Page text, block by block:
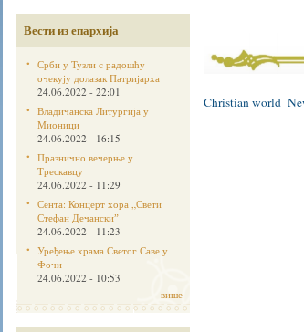
Вести из епархија
Срби у Тузли с радошћу
очекују долазак Патријарха
24.06.2022 - 22:01
Владичанска Литургија у
Мионици
24.06.2022 - 16:15
Празнично вечерње у
Трескавцу
24.06.2022 - 11:29
Сента: Концерт хора „Свети
Стефан Дечанскиˮ
24.06.2022 - 11:23
Уређење храма Светог Саве у
Фочи
24.06.2022 - 10:53
више
Christian world